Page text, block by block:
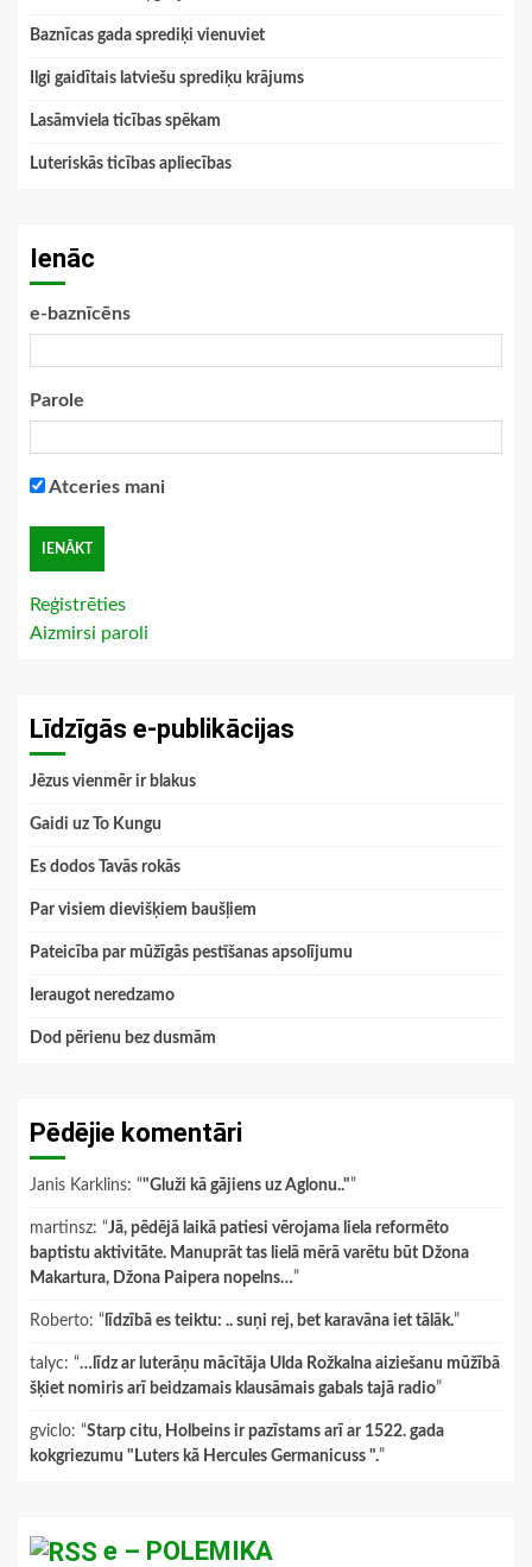
Baznīcas gada sprediķi vienuviet
Ilgi gaidītais latviešu sprediķu krājums
Lasāmviela ticības spēkam
Luteriskās ticības apliecības
Ienāc
e-baznīcēns
Parole
Atceries mani
Reģistrēties
Aizmirsi paroli
Līdzīgās e-publikācijas
Jēzus vienmēr ir blakus
Gaidi uz To Kungu
Es dodos Tavās rokās
Par visiem dievišķiem baušļiem
Pateicība par mūžīgās pestīšanas apsolījumu
Ieraugot neredzamo
Dod pērienu bez dusmām
Pēdējie komentāri
Janis Karklins: “"Gluži kā gājiens uz Aglonu.."”
martinsz: “Jā, pēdējā laikā patiesi vērojama liela reformēto
baptistu aktivitāte. Manuprāt tas lielā mērā varētu būt Džona
Makartura, Džona Paipera nopelns…”
Roberto: “ līdzībā es teiktu: .. suņi rej, bet karavāna iet tālāk.”
talyc: “…līdz ar luterāņu mācītāja Ulda Rožkalna aiziešanu mūžībā
šķiet nomiris arī beidzamais klausāmais gabals tajā radio”
gviclo: “Starp citu, Holbeins ir pazīstams arī ar 1522. gada
kokgriezumu "Luters kā Hercules Germanicuss ".”
e – POLEMIKA